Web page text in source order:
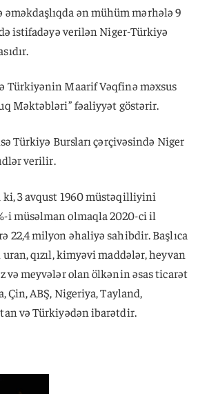
əməkdaşlıqda ən mühüm mərhələ 9
istifadəyə verilən Niger-Türkiyə
​​Türkiyənin Maarif Vəqfinə məxsus
Məktəbləri” fəaliyyət göstərir.
Türkiyə Bursları çərçivəsində Niger
verilir.
ki, 3 avqust 1960 müstəqilliyini
i müsəlman olmaqla 2020-ci il
22,4 milyon əhaliyə sahibdir. Başlıca
qızıl, kimyəvi maddələr, heyvan
və meyvələr olan ölkənin əsas ticarət
Çin, ABŞ, Nigeriya, Tayland,
və Türkiyədən ibarətdir.